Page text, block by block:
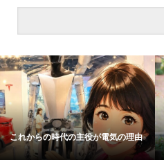
これからの時代の主役が電気の理由